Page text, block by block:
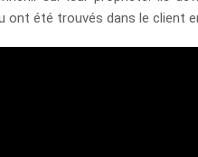
ont été trouvés dans le client